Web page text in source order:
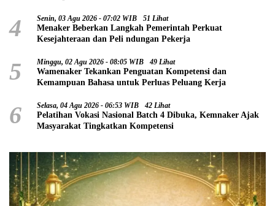
4 Senin, 03 Agu 2026 - 07:02 WIB 51 Lihat
Menaker Beberkan Langkah Pemerintah Perkuat
Kesejahteraan dan Peli ndungan Pekerja
5 Minggu, 02 Agu 2026 - 08:05 WIB 49 Lihat
Wamenaker Tekankan Penguatan Kompetensi dan
Kemampuan Bahasa untuk Perluas Peluang Kerja
6 Selasa, 04 Agu 2026 - 06:53 WIB 42 Lihat
Pelatihan Vokasi Nasional Batch 4 Dibuka, Kemnaker Ajak
Masyarakat Tingkatkan Kompetensi